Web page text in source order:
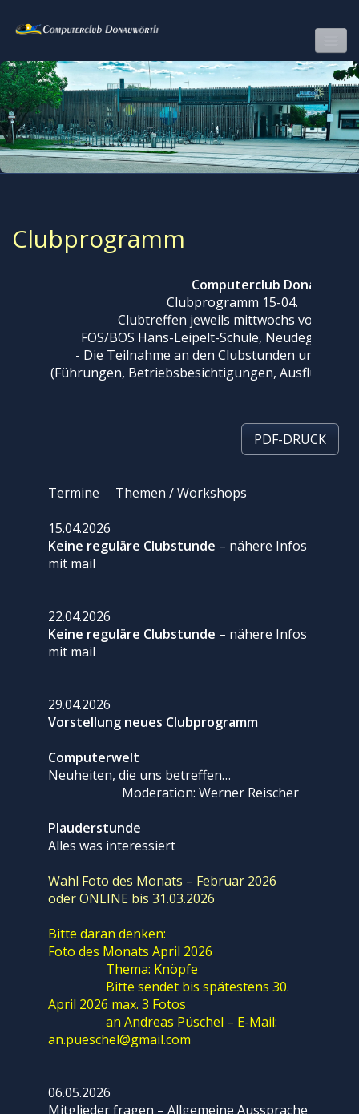
COMPUTERCLUB DONAUWÖRTH
CLUBPROGRAMM
WIR
SURFTIPPS
Clubprogramm
Computerclub
Clubprogramm 15-04. –
Clubtreffen jeweils mittwochs von 16.15
FOS/BOS Hans-Leipelt-Schule, Neudegger
- Die Teilnahme an den Clubstunden und
(Führungen, Betriebsbesichtigungen, Ausflüge)
PDF-DRUCK
Termine Themen / Workshops
15.04.2026
Keine reguläre Clubstunde – nähere Infos
mit mail
22.04.2026
Keine reguläre Clubstunde – nähere Infos
mit mail
29.04.2026
Vorstellung neues Clubprogramm
Computerwelt
Neuheiten, die uns betreffen…
Moderation: Werner Reischer
Plauderstunde
Alles was interessiert
Wahl Foto des Monats – Februar 2026
oder ONLINE bis 31.03.2026
Bitte daran denken:
Foto des Monats April 2026
Thema: Knöpfe
Bitte sendet bis spätestens 30.
April 2026 max. 3 Fotos
an Andreas Püschel – E-Mail:
an.pueschel@gmail.com
06.05.2026
Mitglieder fragen – Allgemeine Aussprache